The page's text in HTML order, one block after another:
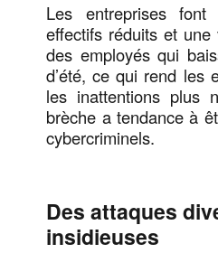
Les entreprises
effectifs réduits et
des employés qui
d’été, ce qui rend les
les inattentions plus
brèche a tendance à
cybercriminels.
Des attaques
insidieuses